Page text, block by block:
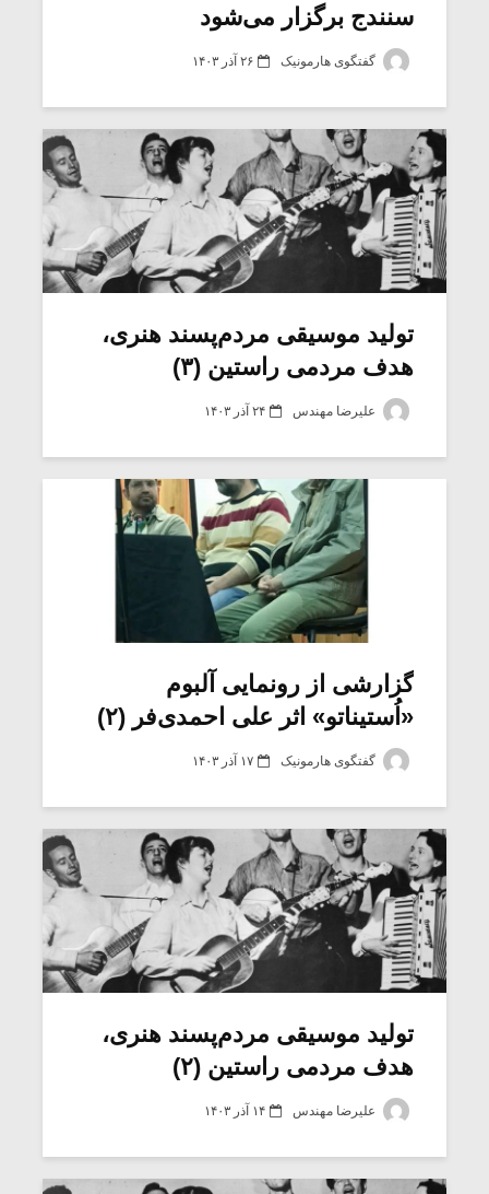
سنندج برگزار می‌شود
گفتگوی هارمونیک ۲۶ آذر ۱۴۰۳
تولید موسیقی مردم‌پسند هنری،
هدف مردمی راستین (۳)
علیرضا مهندس ۲۴ آذر ۱۴۰۳
گزارشی از رونمایی آلبوم
«اُستیناتو» اثر علی احمدی‌فر (۲)
گفتگوی هارمونیک ۱۷ آذر ۱۴۰۳
تولید موسیقی مردم‌پسند هنری،
هدف مردمی راستین (۲)
علیرضا مهندس ۱۴ آذر ۱۴۰۳